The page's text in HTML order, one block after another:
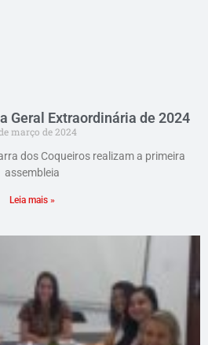
Geral Extraordinária de 2024
março de 2024
dos Coqueiros realizam a primeira
assembleia
Leia mais »